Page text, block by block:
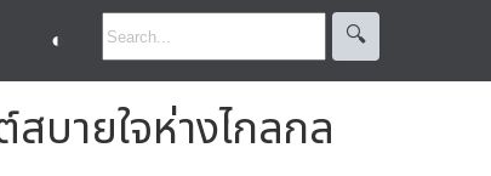
◐ 🔍︎
บายใจห่างไกลกล